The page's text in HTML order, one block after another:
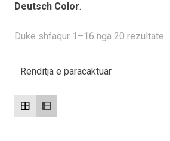
Deutsch Color.
Duke shfaqur 1–16 nga 20 rezultate